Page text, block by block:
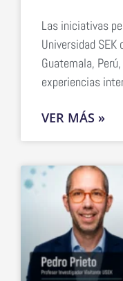
Las iniciativas
Universidad SEK
Guatemala,
experiencias
VER MÁS »